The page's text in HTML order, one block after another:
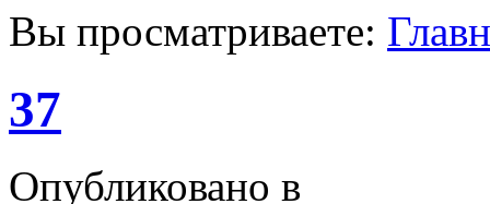
Вы просматриваете:
37
Опубликовано в